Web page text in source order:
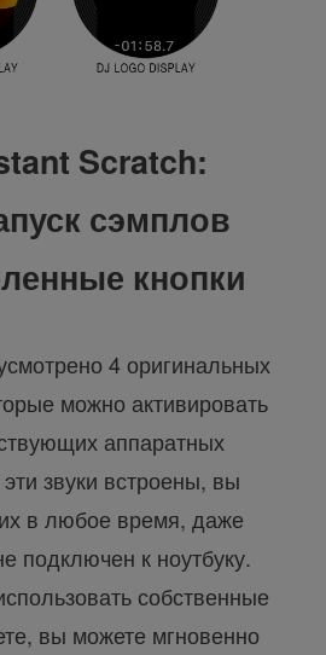
Scratch:
сэмплов
кнопки
4 оригинальных
можно активировать
аппаратных
звуки встроены, вы
в любое время, даже
подключен к ноутбуку.
собственные
вы можете мгновенно